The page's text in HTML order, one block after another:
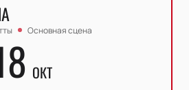
Основная сцена
ОКТ